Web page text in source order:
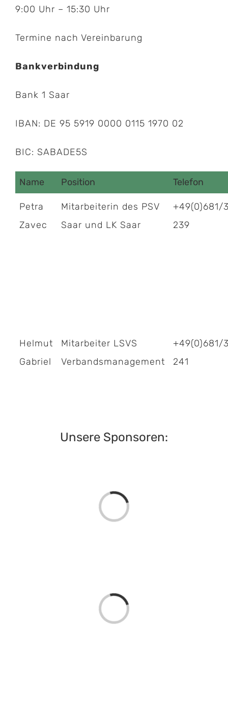
9:00 Uhr – 15:30 Uhr
Termine nach Vereinbarung
Bankverbindung
Bank 1 Saar
IBAN: DE 95 5919 0000 0115 1970 02
BIC: SABADE5S
Name Position Telefon
Petra
Zavec
Mitarbeiterin des PSV
Saar und LK Saar
+49(0)681/
239
Helmut
Gabriel
Mitarbeiter LSVS
Verbandsmanagement
+49(0)681/
241
Unsere Sponsoren:
Loading...
Loading...
Geschäftsstelle Pferdesportverband Saar e.V.
Hermann-Neuberger-Sportschule 7